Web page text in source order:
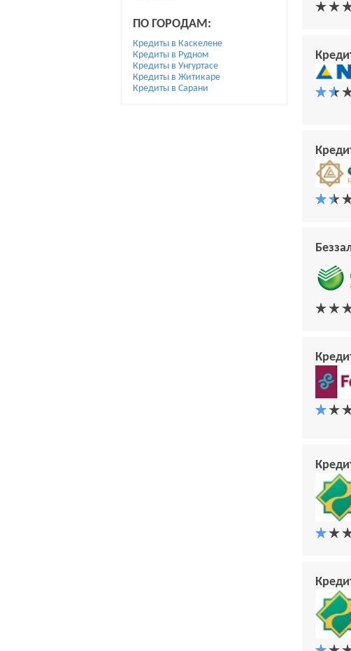
ПО ГОРОДАМ:
Кредиты в Каскелене
Кредиты в Рудном
Кредиты в Унгуртасе
Кредиты в Житикаре
Кредиты в Сарани